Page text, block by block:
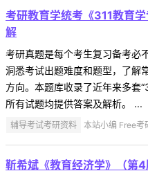
考研教育学统考《311教育
解
考研真题是每个考生复习备考必
洞悉考试出题难度和题型，了解
方向。本题库收录了近年来多套
所有试题均提供答案及解析。 ...
辅导考试考研资料 本站小编 Free
靳希斌《教育经济学》（第4